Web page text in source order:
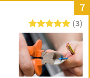
7
(3)